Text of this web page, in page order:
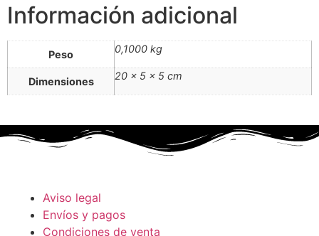
Información adicional
Peso 0,1000 kg
Dimensiones 20 × 5 × 5 cm
Aviso legal
Envíos y pagos
Condiciones de venta